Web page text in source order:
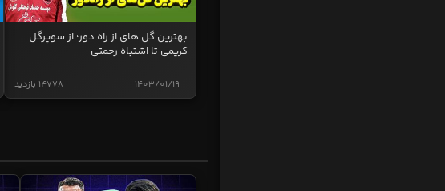
بهترین گل های از راه دور؛ از سوپرگل
کریمی تا اشتباه رحمتی
14778 بازدید 1403/01/19